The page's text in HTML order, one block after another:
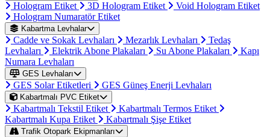
Hologram Etiket 3D Hologram Etiket
Void Hologram Etiket
Hologram Numaratör Etiket
Kabartma Levhalar
Cadde ve Sokak Levhaları Mezarlık Levhaları
Tedaş
Levhaları
Elektrik Abone Plakaları Su Abone Plakaları
Kapı
Numara Levhaları
GES Levhaları
GES Solar Etiketleri GES Güneş Enerji Levhaları
Kabartmalı PVC Etiket
Kabartmalı Tekstil Etiket
Kabartmalı Termos Etiket
Kabartmalı Kupa Etiket
Kabartmalı Şişe Etiket
Trafik Otopark Ekipmanları